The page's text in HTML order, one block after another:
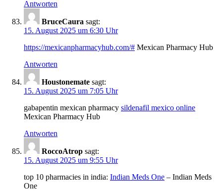
Antworten
BruceCaura sagt:
15. August 2025 um 6:30 Uhr
https://mexicanpharmacyhub.com/# Mexican Pharmacy Hub
Antworten
Houstonemate sagt:
15. August 2025 um 7:05 Uhr
gabapentin mexican pharmacy sildenafil mexico online
Mexican Pharmacy Hub
Antworten
RoccoAtrop sagt:
15. August 2025 um 9:55 Uhr
top 10 pharmacies in india: Indian Meds One – Indian Meds
One